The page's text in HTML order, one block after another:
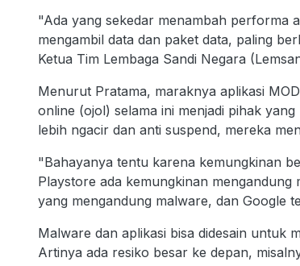
"Ada yang sekedar menambah performa
mengambil data dan paket data, paling
Ketua Tim Lembaga Sandi Negara
Menurut Pratama, maraknya aplikasi
online (ojol) selama ini menjadi pihak
lebih ngacir dan anti suspend, mereka
"Bahayanya tentu karena kemungkinan
Playstore ada kemungkinan mengandung
yang mengandung malware, dan Google
Malware dan aplikasi bisa didesain untuk
Artinya ada resiko besar ke depan,